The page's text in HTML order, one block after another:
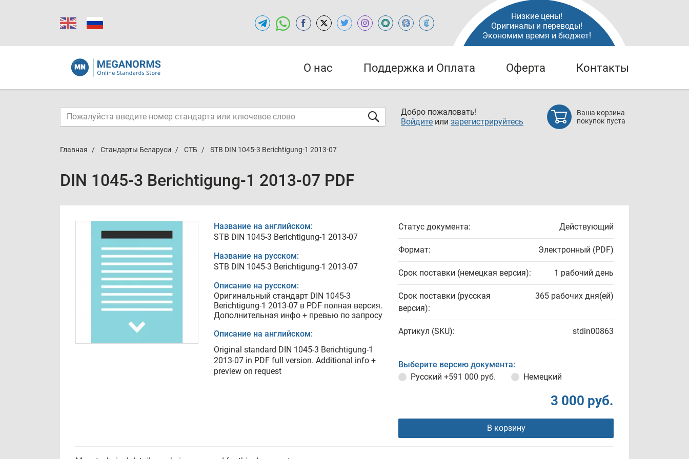
Низкие цены!
Оригиналы и переводы!
Экономим время и бюджет!
О нас Поддержка и Оплата Оферта Контакты
Добро пожаловать!
Войдите или зарегистрируйтесь
Ваша корзина
покупок пуста
Главная Стандарты Беларуси СТБ STB DIN 1045-3 Berichtigung-1 2013-07
DIN 1045-3 Berichtigung-1 2013-07 PDF
Название на английском:
STB DIN 1045-3 Berichtigung-1 2013-07
Название на русском:
STB DIN 1045-3 Berichtigung-1 2013-07
Описание на русском:
Оригинальный стандарт DIN 1045-3
Berichtigung-1 2013-07 в PDF полная версия.
Дополнительная инфо + превью по запросу
Описание на английском:
Original standard DIN 1045-3 Berichtigung-1
2013-07 in PDF full version. Additional info +
preview on request
Статус документа: Действующий
Формат: Электронный (PDF)
Срок поставки (немецкая версия): 1 рабочий день
Срок поставки (русская
версия):
365 рабочих дня(ей)
Артикул (SKU): stdin00863
Выберите версию документа:
Русский +591 000 руб. Немецкий
3 000 руб.
В корзину